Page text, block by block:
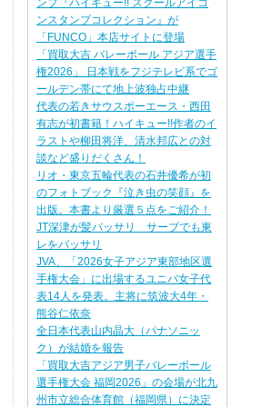
ンプ『ハイキュー!! スクールアイコ
ンスタンプコレクション』が
「FUNCO」本店サイトに登場
「買取大吉 バレーボール アジア選手
権2026」 日本戦をフジテレビ系でゴ
ールデン帯にて地上波独占中継
代表の若きサウスポーエース・西田
有志が初書籍！ハイキュー!!作者のイ
ラストや柳田将洋、清水邦広との対
談など盛りだくさん！
リオ・東京五輪代表の石井優希が初
のフォトブック『泣き虫の笑顔』を
出版。本書より厳選５点をご紹介！
JT深津が髪バッサリ サーブでも東
レをバッサリ
JVA、「2026女子アジア東部地区選
手権大会」に出場するユニバ女子代
表14人を発表。主将に筑波大4年・
熊谷仁依奈
全日本代表山内晶大（パナソニッ
ク）が結婚を報告
「買取大吉アジア男子バレーボール
選手権大会 福岡2026」の会場が北九
州市立総合体育館（福岡県）に決定